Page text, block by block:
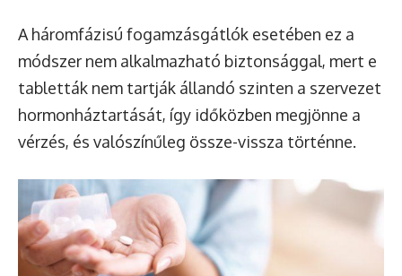
A háromfázisú fogamzásgátlók esetében ez a
módszer nem alkalmazható biztonsággal, mert e
tabletták nem tartják állandó szinten a szervezet
hormonháztartását, így időközben megjönne a
vérzés, és valószínűleg össze-vissza történne.